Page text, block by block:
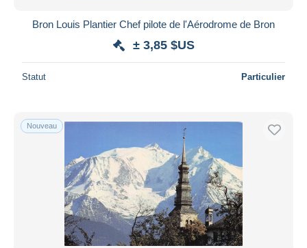
Bron Louis Plantier Chef pilote de l'Aérodrome de Bron
± 3,85 $US
Statut Particulier
Nouveau